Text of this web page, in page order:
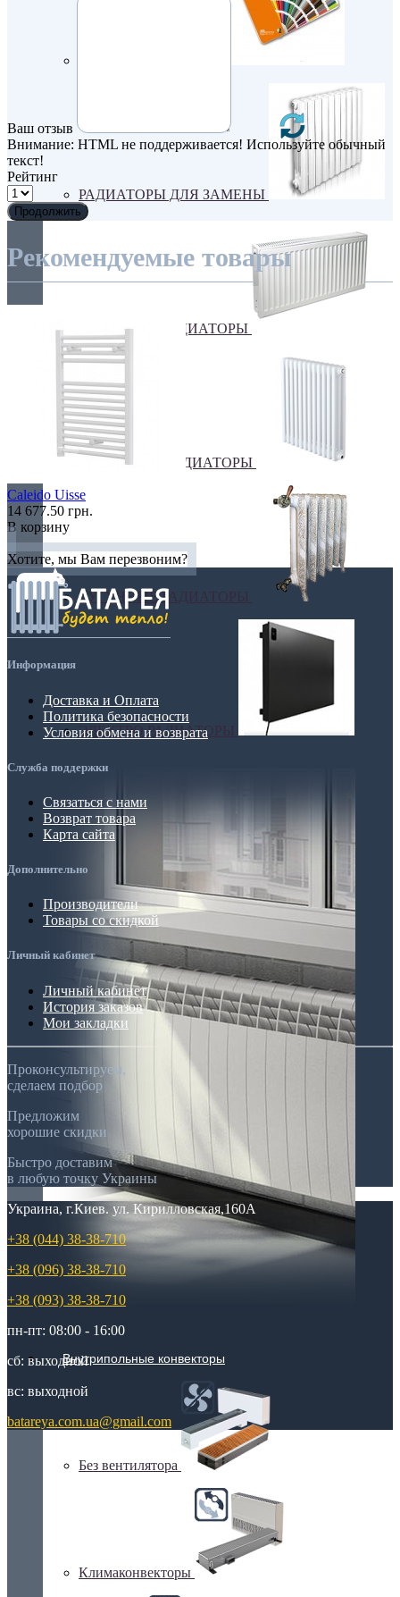
РАДИАТОРЫ ДЛЯ ЗАМЕНЫ
СТАЛЬНЫЕ РАДИАТОРЫ
ТРУБЧАТЫЕ РАДИАТОРЫ
ЧУГУННЫЕ РАДИАТОРЫ
ЭЛЕКТРО РАДИАТОРЫ
Внутрипольные конвекторы
Без вентилятора
Климаконвекторы
Ваш отзыв
Внимание: HTML не поддерживается! Используйте обычный
текст!
Рейтинг
Продолжить
Рекомендуемые товары
Caleido Uisse
14 677.50 грн.
В корзину
Хотите, мы Вам перезвоним?
Информация
Доставка и Оплата
Политика безопасности
Условия обмена и возврата
Служба поддержки
Связаться с нами
Возврат товара
Карта сайта
Дополнительно
Производители
Товары со скидкой
Личный кабинет
Личный кабинет
История заказов
Мои закладки
Проконсультируем,
сделаем подбор
Предложим
хорошие скидки
Быстро доставим
в любую точку Украины
Украина, г.Киев. ул. Кирилловская,160А
+38 (044) 38-38-710
+38 (096) 38-38-710
+38 (093) 38-38-710
пн-пт: 08:00 - 16:00
сб: выходной
вс: выходной
batareya.com.ua@gmail.com